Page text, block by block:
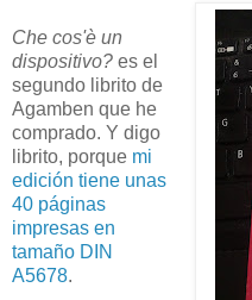
Che cos'è un
dispositivo? es el
segundo librito de
Agamben que he
comprado. Y digo
librito, porque mi
edición tiene unas
40 páginas
impresas en
tamaño DIN
A5678.